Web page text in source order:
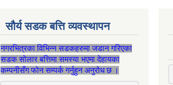
सौर्य सडक बत्ति व्यवस्थापन
नगरभित्रका विभिन्न सडकहरुमा जडान गरिएका
सडक सोलार बत्तिमा समस्या भएमा देहायका
कम्पनीसँग फोन सम्पर्क गर्नुहुन अनुरोध छ ।